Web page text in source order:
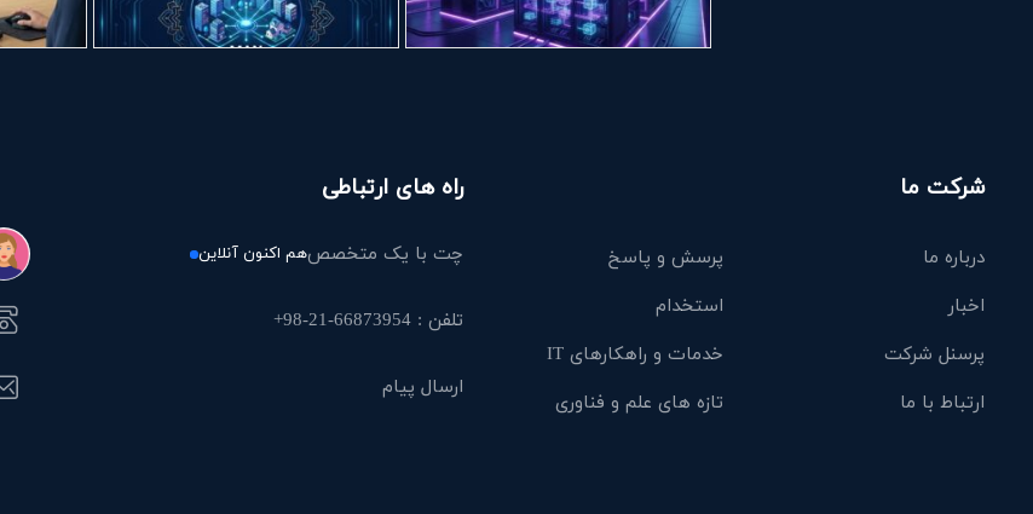
شرکت ما
درباره ما
پرسش و پاسخ
اخبار
استخدام
پرسنل شرکت
خدمات و راهکارهای IT
ارتباط با ما
تازه های علم و فناوری
راه های ارتباطی
چت با یک متخصصهم اکنون آنلاین
تلفن : 66873954-21-98+
ارسال پیام